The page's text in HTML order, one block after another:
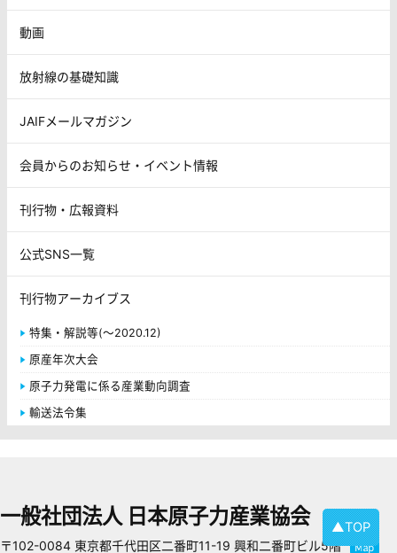
動画
放射線の基礎知識
JAIFメールマガジン
会員からのお知らせ・イベント情報
刊行物・広報資料
公式SNS一覧
刊行物アーカイブス
特集・解説等(～2020.12)
原産年次大会
原子力発電に係る産業動向調査
輸送法令集
▲TOP
一般社団法人 日本原子力産業協会
〒102-0084 東京都千代田区二番町11-19 興和二番町ビル5階